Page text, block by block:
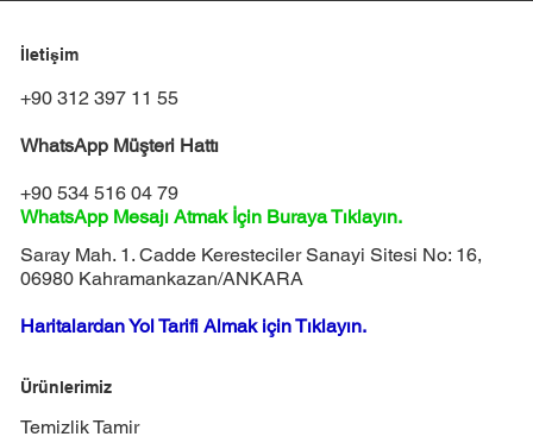
İletişim
+90 312 397 11 55
WhatsApp Müşteri Hattı
+90 534 516 04 79
WhatsApp Mesajı Atmak İçin Buraya Tıklayın.
Saray Mah. 1. Cadde Keresteciler Sanayi Sitesi No: 16,
06980 Kahramankazan/ANKARA
Haritalardan Yol Tarifi Almak için Tıklayın.
Ürünlerimiz
Temizlik Tamir